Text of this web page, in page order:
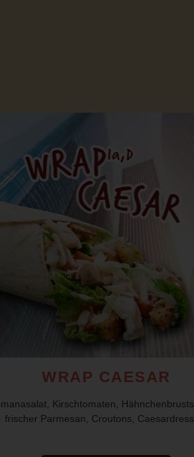
WRAP CAESAR
Kirschtomaten,
frischer Parmesan, Croutons,